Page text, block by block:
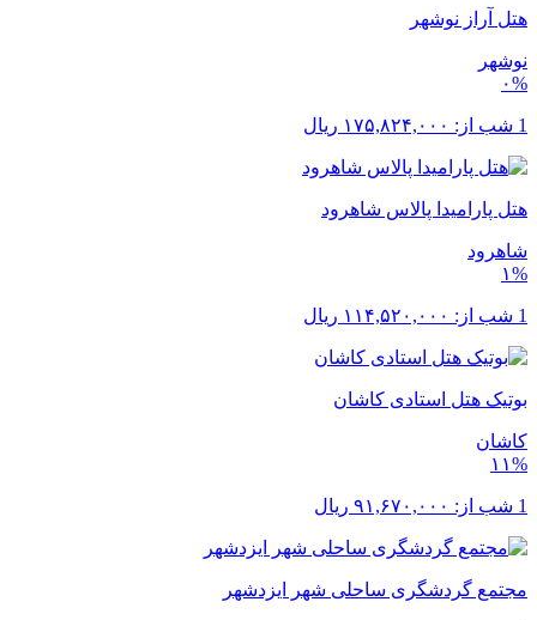
هتل آراز نوشهر
نوشهر
۰%
1 شب از: ۱۷۵,۸۲۴,۰۰۰ ریال
هتل پارامیدا پالاس شاهرود
شاهرود
۱%
1 شب از: ۱۱۴,۵۲۰,۰۰۰ ریال
بوتیک هتل استادی کاشان
کاشان
۱۱%
1 شب از: ۹۱,۶۷۰,۰۰۰ ریال
مجتمع گردشگری ساحلی شهر ایزدشهر